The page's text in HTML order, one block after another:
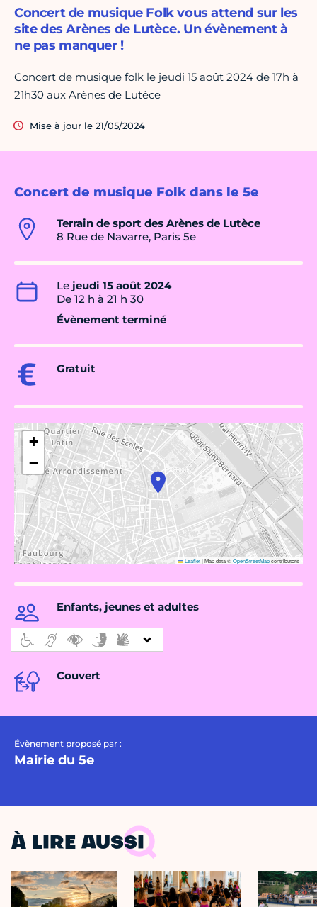
Concert de musique Folk dans le 5e
Terrain de sport des Arènes de Lutèce
8 Rue de Navarre, Paris 5e
Le jeudi 15 août 2024
De 12 h à 21 h 30
Évènement terminé
Gratuit
+
−
Leaflet|Map data ©OpenStreetMapcontributors
Enfants, jeunes et adultes
Couvert
Évènement proposé par :
Mairie du 5e
Concert de musique Folk vous attend sur les
site des Arènes de Lutèce. Un évènement à
ne pas manquer !
Concert de musique folk le jeudi 15 août 2024 de 17h à
21h30 aux Arènes de Lutèce
Mise à jour le 21/05/2024
À LIRE AUSSI